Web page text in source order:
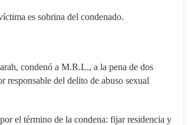
es sobrina del condenado.
condenó a M.R.L., a la pena de dos
responsable del delito de abuso sexual
el término de la condena: fijar residencia y